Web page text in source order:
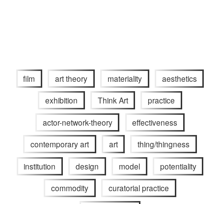
film art theory materiality aesthetics
exhibition Think Art practice
actor-network-theory effectiveness
contemporary art art thing/thingness
institution design model potentiality
commodity curatorial practice